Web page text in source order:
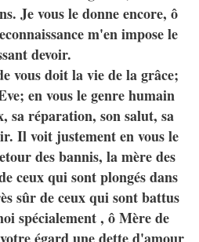
Je vous le donne encore, ô
m'en impose le
devoir.
vous doit la vie de la grâce;
en vous le genre humain
sa réparation, son salut, sa
Il voit justement en vous le
des bannis, la mère des
ceux qui sont plongés dans
sûr de ceux qui sont battus
spécialement , ô Mère de